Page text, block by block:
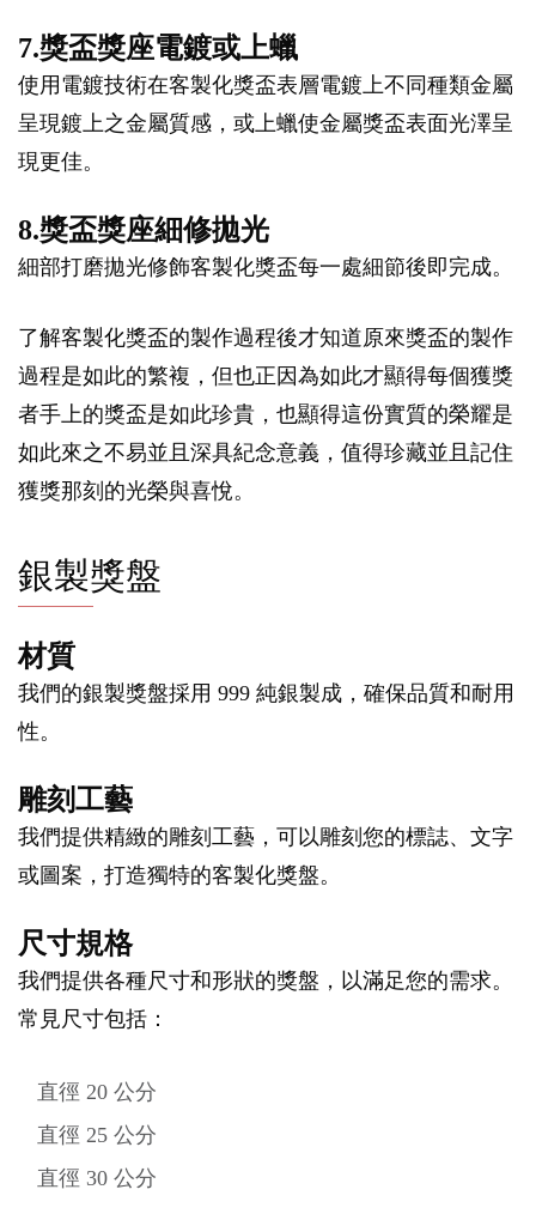
7.獎盃獎座電鍍或上蠟
使用電鍍技術在客製化獎盃表層電鍍上不同種類金屬
呈現鍍上之金屬質感，或上蠟使金屬獎盃表面光澤呈
現更佳。
8.獎盃獎座細修拋光
細部打磨拋光修飾客製化獎盃每一處細節後即完成。
了解客製化獎盃的製作過程後才知道原來獎盃的製作
過程是如此的繁複，但也正因為如此才顯得每個獲獎
者手上的獎盃是如此珍貴，也顯得這份實質的榮耀是
如此來之不易並且深具紀念意義，值得珍藏並且記住
獲獎那刻的光榮與喜悅。
銀製獎盤
材質
我們的銀製獎盤採用 999 純銀製成，確保品質和耐用
性。
雕刻工藝
我們提供精緻的雕刻工藝，可以雕刻您的標誌、文字
或圖案，打造獨特的客製化獎盤。
尺寸規格
我們提供各種尺寸和形狀的獎盤，以滿足您的需求。
常見尺寸包括：
直徑 20 公分
直徑 25 公分
直徑 30 公分